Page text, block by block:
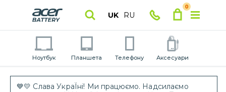
💙💛 Слава УкраЇні! Ми працюємо. Надсилаємо
UK RU
0
Ноутбук Планшета Телефону Аксесуари